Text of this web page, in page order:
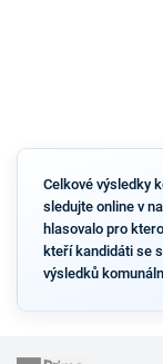
Celkové výsledky
sledujte online v
hlasovalo pro
kteří kandidáti se
výsledků